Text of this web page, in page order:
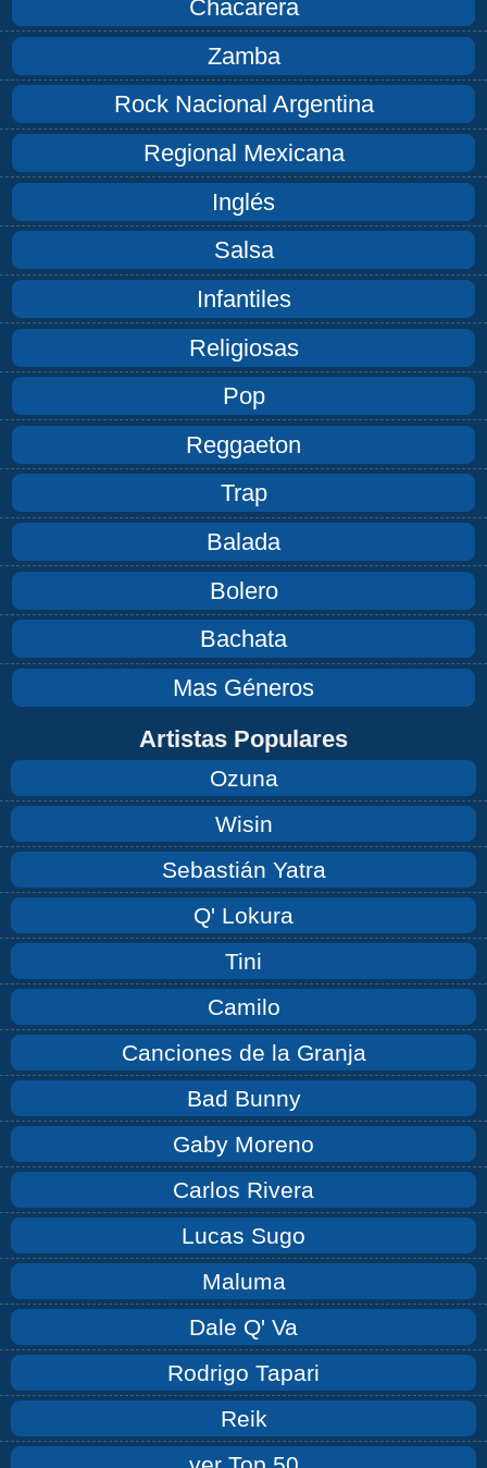
Chacarera
Zamba
Rock Nacional Argentina
Regional Mexicana
Inglés
Salsa
Infantiles
Religiosas
Pop
Reggaeton
Trap
Balada
Bolero
Bachata
Mas Géneros
Artistas Populares
Ozuna
Wisin
Sebastián Yatra
Q' Lokura
Tini
Camilo
Canciones de la Granja
Bad Bunny
Gaby Moreno
Carlos Rivera
Lucas Sugo
Maluma
Dale Q' Va
Rodrigo Tapari
Reik